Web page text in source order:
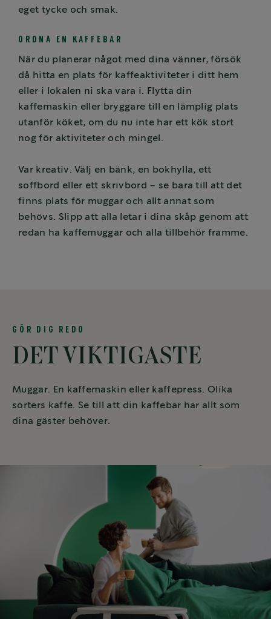
eget tycke och smak.
ORDNA EN KAFFEBAR
När du planerar något med dina vänner, försök
då hitta en plats för kaffeaktiviteter i ditt hem
eller i lokalen ni ska vara i. Flytta din
kaffemaskin eller bryggare till en lämplig plats
utanför köket, om du nu inte har ett kök stort
nog för aktiviteter och mingel.
Var kreativ. Välj en bänk, en bokhylla, ett
soffbord eller ett skrivbord – se bara till att det
finns plats för muggar och allt annat som
behövs. Slipp att alla letar i dina skåp genom att
redan ha kaffemuggar och alla tillbehör framme.
GÖR DIG REDO
DET VIKTIGASTE
Muggar. En kaffemaskin eller kaffepress. Olika
sorters kaffe. Se till att din kaffebar har allt som
dina gäster behöver.